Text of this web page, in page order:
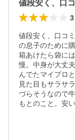
3
値段安く、口コ
の息子のために
箱あけたら袋に
慢。中身が大丈
んでたマイプロ
見た目もサラサ
づらそうなので
もとのこと。安